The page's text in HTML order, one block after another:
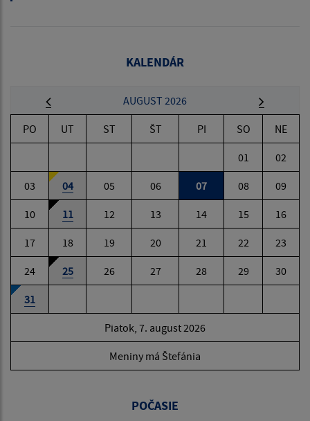
KALENDÁR
AUGUST 2026
PO UT ST ŠT PI SO NE
01 02
03 04 05 06 07 08 09
10 11 12 13 14 15 16
17 18 19 20 21 22 23
24 25 26 27 28 29 30
31
Piatok, 7. august 2026
Meniny má Štefánia
POČASIE